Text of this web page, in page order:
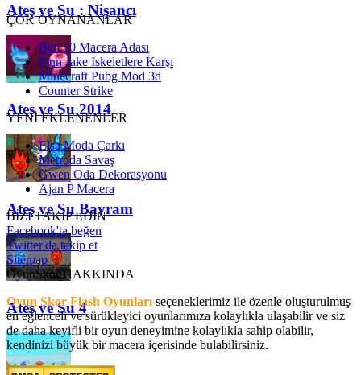
Ateş ve Su : Nişancı
Ateş ve Su 2014
Ateş ve Su Bayram
Ateş ve Su 4
ÇOK OYNANANLAR
Ben 10 Macera Adası
Finn Jake İskeletlere Karşı
Minecraft Pubg Mod 3d
Counter Strike
YENİ EKLENENLER
Elsa Moda Çarkı
Metroda Savaş
Gwen Oda Dekorasyonu
Ajan P Macera
BİZİ TAKİP EDİN
Facebook'ta beğen
Twitter'da takip et
Sitemap
OyunSkor HAKKINDA
Oyun Skor Flash Oyunları seçeneklerimiz ile özenle oluşturulmuş
en eğlenceli ve sürükleyici oyunlarımıza kolaylıkla ulaşabilir ve siz
de daha keyifli bir oyun deneyimine kolaylıkla sahip olabilir,
kendinizi büyük bir macera içerisinde bulabilirsiniz.